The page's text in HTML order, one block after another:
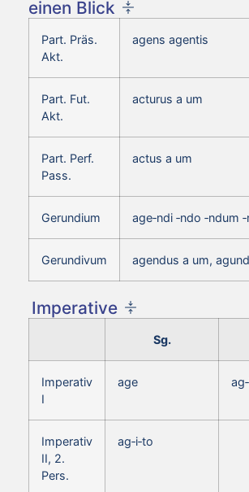
einen Blick
Part. Präs.
Akt.
agens agentis
Part. Fut.
Akt.
acturus a um
Part. Perf.
Pass.
actus a um
Gerundium age‑ndi ‑ndo ‑ndum
Gerundivum agendus a um,
Imperative
Sg.
Imperativ
I
age
Imperativ
II, 2.
Pers.
ag‑i‑to